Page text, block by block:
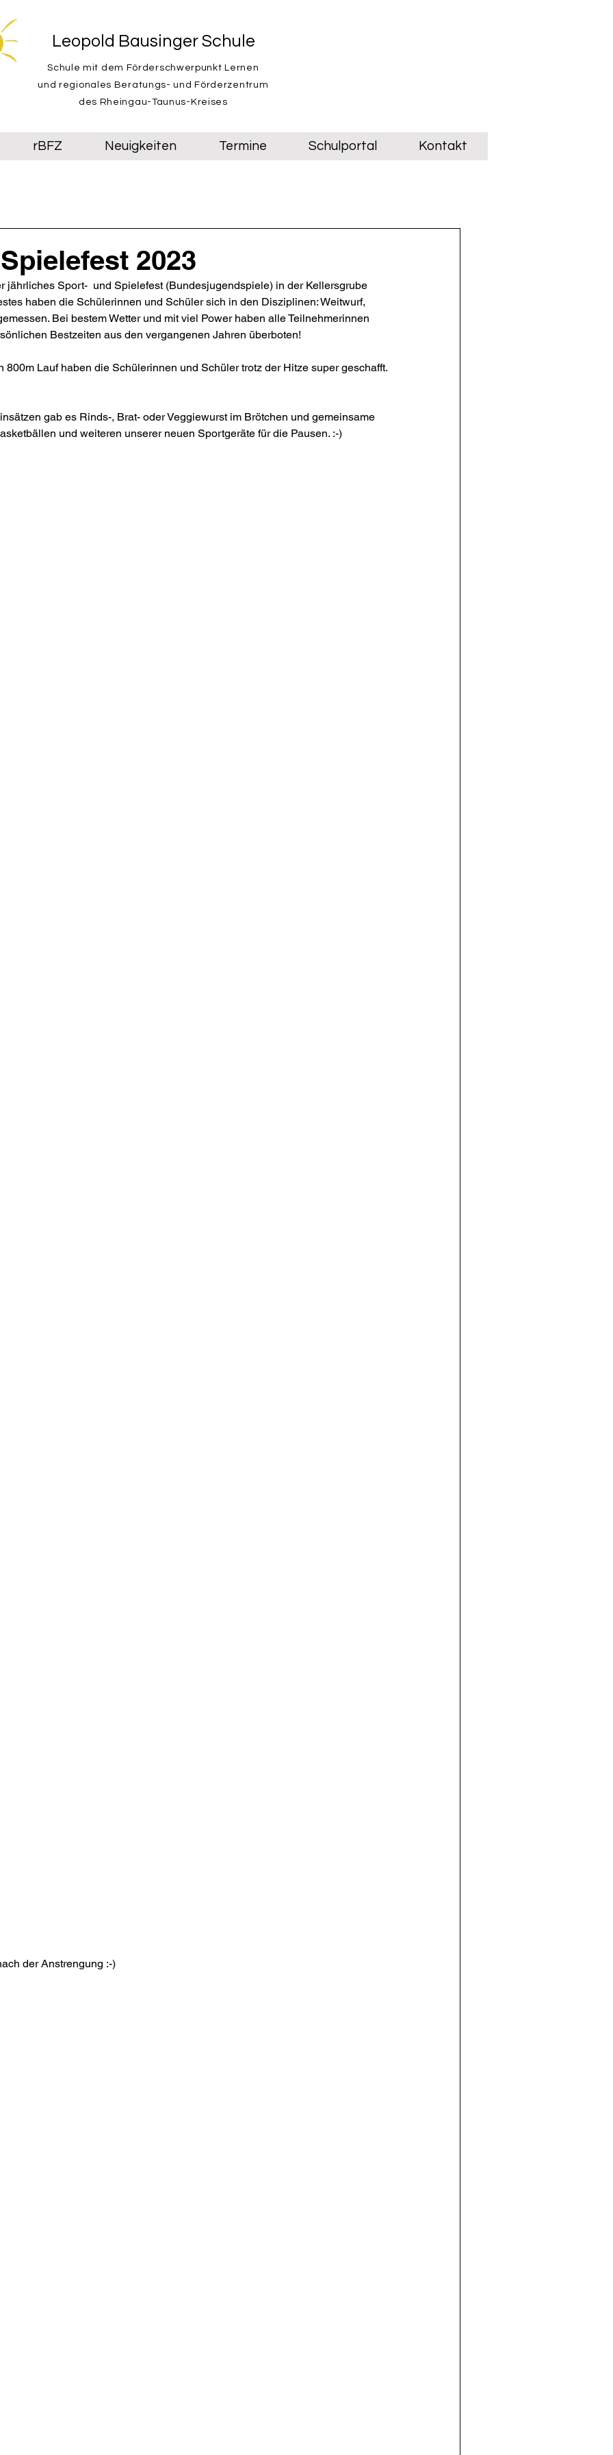
Leopold Bausinger Schule
Schule mit dem Förderschwerpunkt Lernen
und regionales Beratungs- und Förderzentrum
des Rheingau-Taunus-Kreises
rBFZ Neuigkeiten Termine Schulportal Kontakt
2023
jährliches Sport-  und Spielefest (Bundesjugendspiele) in der Kellersgrube
haben die Schülerinnen und Schüler sich in den Disziplinen: Weitwurf,
Bei bestem Wetter und mit viel Power haben alle Teilnehmerinnen
Bestzeiten aus den vergangenen Jahren überboten!
800m Lauf haben die Schülerinnen und Schüler trotz der Hitze super geschafft.
gab es Rinds-, Brat- oder Veggiewurst im Brötchen und gemeinsame
und weiteren unserer neuen Sportgeräte für die Pausen. :-)
der Anstrengung :-)